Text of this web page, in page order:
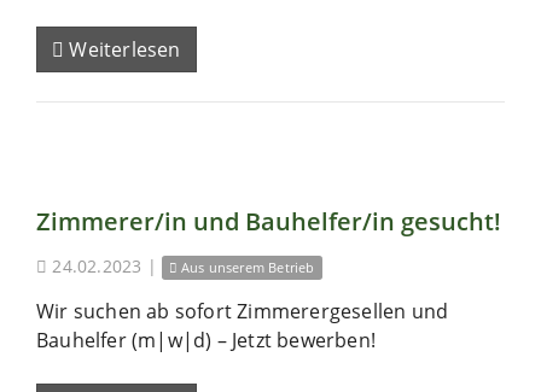
Weiterlesen
Zimmerer/in und Bauhelfer/in gesucht!
24.02.2023 | Aus unserem Betrieb
Wir suchen ab sofort Zimmerergesellen und
Bauhelfer (m|w|d) – Jetzt bewerben!